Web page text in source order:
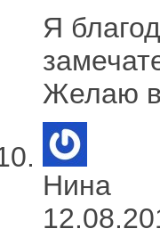
Я
Желаю
Нина